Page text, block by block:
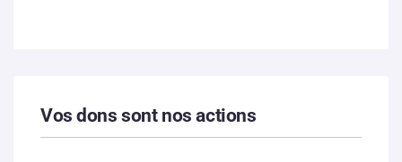
Vos dons sont nos actions